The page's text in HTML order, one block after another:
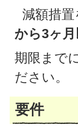
減額措
から3ヶ
期限まで
ださい。
要件